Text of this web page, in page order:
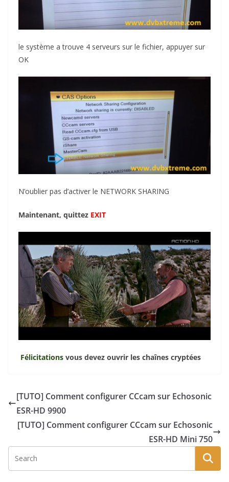
le système a trouve 4 serveurs sur le fichier, appuyer sur
OK
N’oublier pas d’activer le NETWORK SHARING
Maintenant, quittez EXIT
Félicitations vous devez ouvrir les chaînes cryptées
[TUTO] Comment configurer CCcam sur Echosonic
ESR-HD 9900
[TUTO] Comment configurer CCcam sur Echosonic
ESR-HD Mini 750